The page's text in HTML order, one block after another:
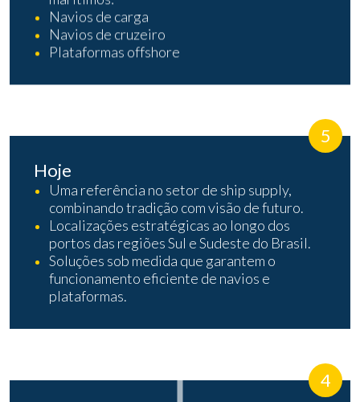
4
5
Hoje
Uma referência no setor de ship supply,
combinando tradição com visão de futuro.
Localizações estratégicas ao longo dos
portos das regiões Sul e Sudeste do Brasil.
Soluções sob medida que garantem o
funcionamento eficiente de navios e
plataformas.
Navios de carga
Navios de cruzeiro
Plataformas offshore